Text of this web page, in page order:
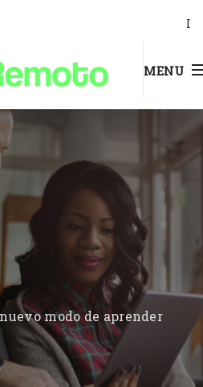
MENU
I
modo de aprender